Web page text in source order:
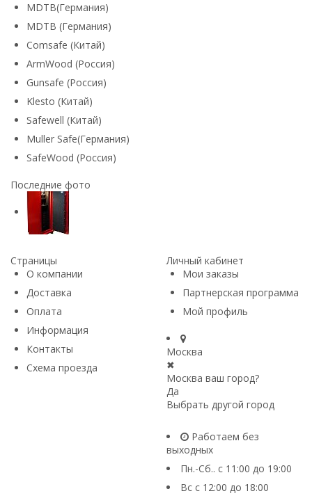
MDTB(Германия)
MDTB (Германия)
Comsafe (Китай)
ArmWood (Россия)
Gunsafe (Россия)
Klesto (Китай)
Safewell (Китай)
Muller Safe(Германия)
SafeWood (Россия)
Последние фото
Страницы
О компании
Доставка
Оплата
Информация
Контакты
Схема проезда
Личный кабинет
Мои заказы
Партнерская программа
Мой профиль
Москва
✖
Москва ваш город?
Да
Выбрать другой город
Работаем без
выходных
Пн.-Сб.. с 11:00 до 19:00
Вс с 12:00 до 18:00